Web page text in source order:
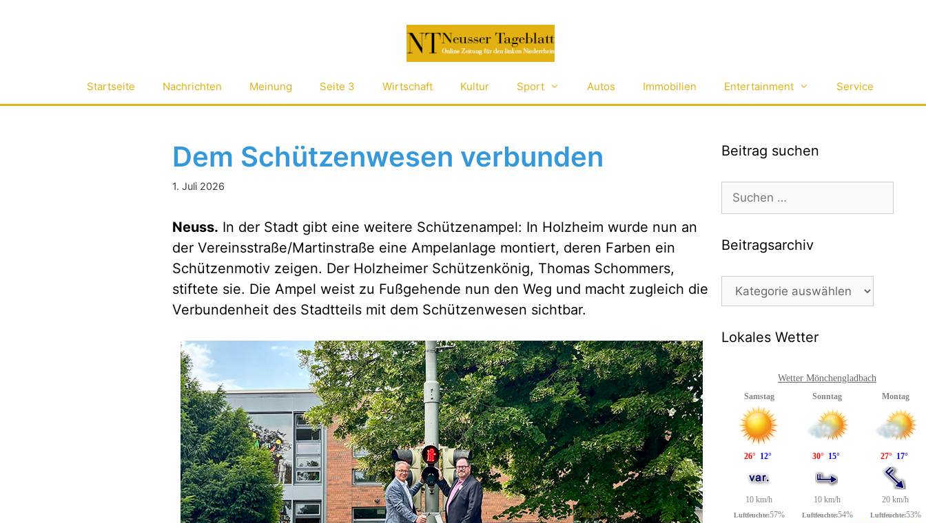
Startseite Nachrichten Meinung Seite 3 Wirtschaft Kultur Sport Autos Immobilien Entertainment Service
Dem Schützenwesen verbunden
1. Juli 2026
Neuss. In der Stadt gibt eine weitere Schützenampel: In Holzheim wurde nun an
der Vereinsstraße/Martinstraße eine Ampelanlage montiert, deren Farben ein
Schützenmotiv zeigen. Der Holzheimer Schützenkönig, Thomas Schommers,
stiftete sie. Die Ampel weist zu Fußgehende nun den Weg und macht zugleich die
Verbundenheit des Stadtteils mit dem Schützenwesen sichtbar.
Beitrag suchen
Suchen
nach:
Beitragsarchiv
Beitragsarchiv
Lokales Wetter
Wetter Mönchengladbach